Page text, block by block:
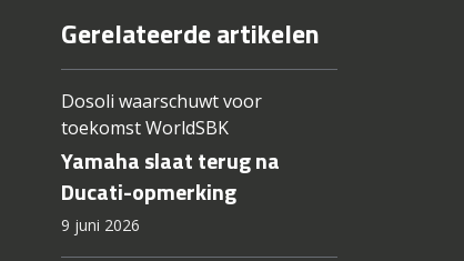
Gerelateerde artikelen
Dosoli waarschuwt voor
toekomst WorldSBK
Yamaha slaat terug na
Ducati-opmerking
9 juni 2026